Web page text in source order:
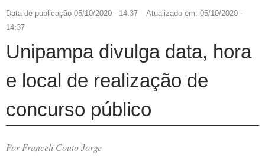
Data de publicação 05/10/2020 - 14:37 Atualizado em: 05/10/2020 -
14:37
Unipampa divulga data, hora
e local de realização de
concurso público
Por Franceli Couto Jorge